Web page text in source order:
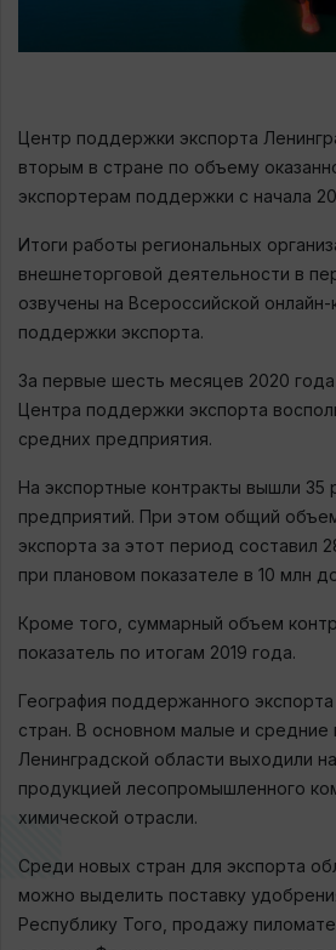
Центр поддержки экспорта
вторым в стране по объему
экспортерам поддержки с начала
Итоги работы региональных
внешнеторговой деятельности в
озвучены на Всероссийской
поддержки экспорта.
За первые шесть месяцев 2020 года
Центра поддержки экспорта
средних предприятия.
На экспортные контракты вышли 35
предприятий. При этом общий
экспорта за этот период составил
при плановом показателе в 10 млн
Кроме того, суммарный объем
показатель по итогам 2019 года.
География поддержанного экспорта
стран. В основном малые и средние
Ленинградской области выходили
продукцией лесопромышленного
химической отрасли.
Среди новых стран для экспорта
можно выделить поставку
Республику Того, продажу